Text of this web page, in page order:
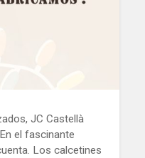
JC Castellà
el fascinante
Los calcetines